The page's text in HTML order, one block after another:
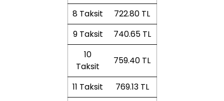
8 Taksit
722.80 TL
9 Taksit
740.65 TL
10
Taksit
759.40 TL
11 Taksit
769.13 TL